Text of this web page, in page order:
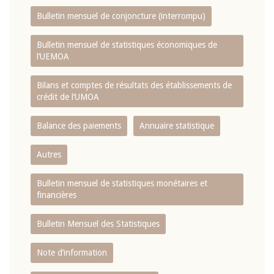
Bulletin mensuel de conjoncture (interrompu)
Bulletin mensuel de statistiques économiques de
l‘UEMOA
Bilans et comptes de résultats des établissements de
crédit de l‘UMOA
Balance des paiements Annuaire statistique
Autres
Bulletin mensuel de statistiques monétaires et
financières
Bulletin Mensuel des Statistiques
Note d’information